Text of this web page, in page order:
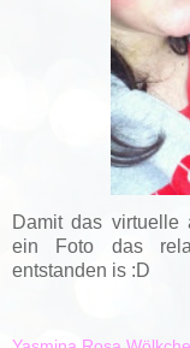
Damit das virtuelle
ein Foto das
entstanden is :D